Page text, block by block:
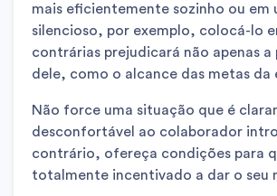
mais eficientemente sozinho ou em
silencioso, por exemplo, colocá-lo
contrárias prejudicará não apenas
dele, como o alcance das metas da
Não force uma situação que é
desconfortável ao colaborador
contrário, ofereça condições para
totalmente incentivado a dar o seu